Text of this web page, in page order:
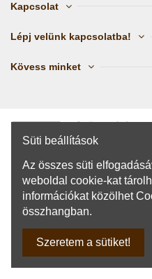
Kapcsolat
Lépj velünk kapcsolatba!
Kövess minket
2023 Copyright ©
rendszerek ❤️-vel és
Süti beállítások
Az összes süti
weboldal cookie-kat
információkat közölhet
összhangban.
Szeretem a sütiket!